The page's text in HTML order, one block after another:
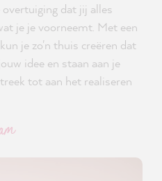
dat jij alles
je je voorneemt. Met een
je zo'n thuis creëren dat
idee en staan aan je
tot aan het realiseren